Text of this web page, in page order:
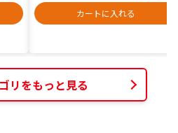
カートに入れる
リをもっと見る